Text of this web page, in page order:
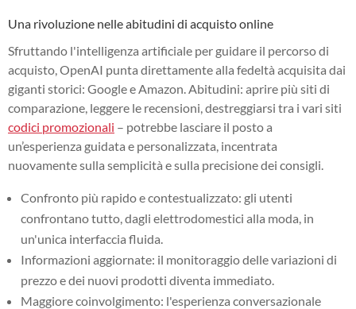
Una rivoluzione nelle abitudini di acquisto online
Sfruttando l'intelligenza artificiale per guidare il percorso di
acquisto, OpenAI punta direttamente alla fedeltà acquisita dai
giganti storici: Google e Amazon. Abitudini: aprire più siti di
comparazione, leggere le recensioni, destreggiarsi tra i vari siti
codici promozionali – potrebbe lasciare il posto a
un’esperienza guidata e personalizzata, incentrata
nuovamente sulla semplicità e sulla precisione dei consigli.
Confronto più rapido e contestualizzato: gli utenti
confrontano tutto, dagli elettrodomestici alla moda, in
un'unica interfaccia fluida.
Informazioni aggiornate: il monitoraggio delle variazioni di
prezzo e dei nuovi prodotti diventa immediato.
Maggiore coinvolgimento: l'esperienza conversazionale